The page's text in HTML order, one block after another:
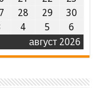
август 2026
28 29
30
4 5 6